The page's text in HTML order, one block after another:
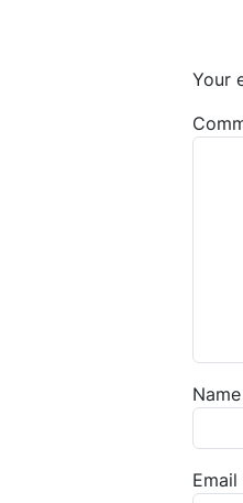
Your
Name
Email